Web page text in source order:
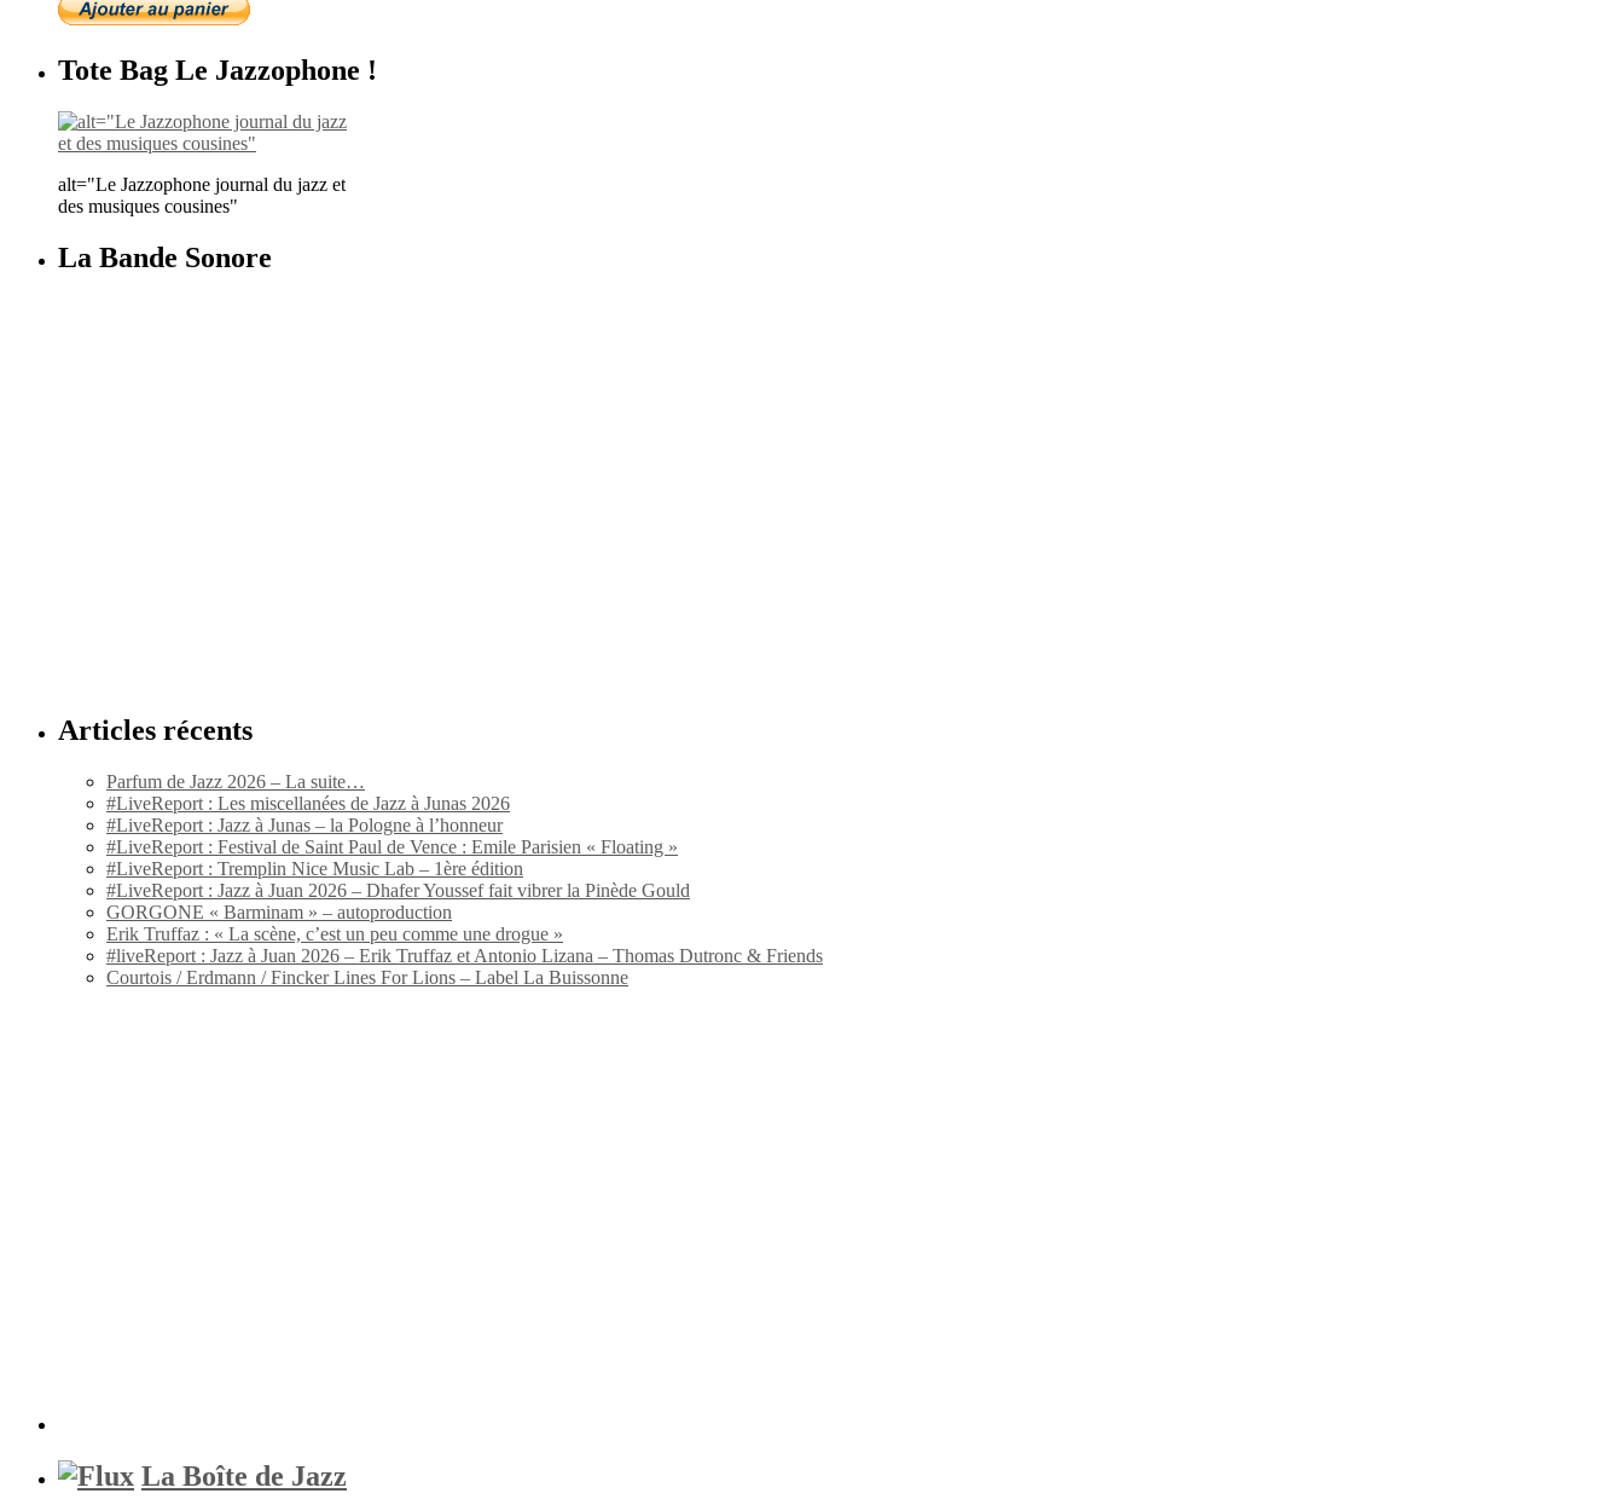
Tote Bag Le Jazzophone !
alt="Le Jazzophone journal du jazz et
des musiques cousines"
La Bande Sonore
Articles récents
Parfum de Jazz 2026 – La suite…
#LiveReport : Les miscellanées de Jazz à Junas 2026
#LiveReport : Jazz à Junas – la Pologne à l’honneur
#LiveReport : Festival de Saint Paul de Vence : Emile Parisien « Floating »
#LiveReport : Tremplin Nice Music Lab – 1ère édition
#LiveReport : Jazz à Juan 2026 – Dhafer Youssef fait vibrer la Pinède Gould
GORGONE « Barminam » – autoproduction
Erik Truffaz : « La scène, c’est un peu comme une drogue »
#liveReport : Jazz à Juan 2026 – Erik Truffaz et Antonio Lizana – Thomas Dutronc & Friends
Courtois / Erdmann / Fincker Lines For Lions – Label La Buissonne
La Boîte de Jazz